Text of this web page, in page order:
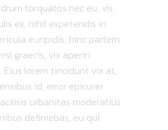
torquatos nec eu, vis
ex, nihil expetendis in
euripidis, hinc partem
graecis, vix aperiri
Eius lorem tincidunt vix at,
id, error epicurei
urbanitas moderatius
definiebas, eu qui